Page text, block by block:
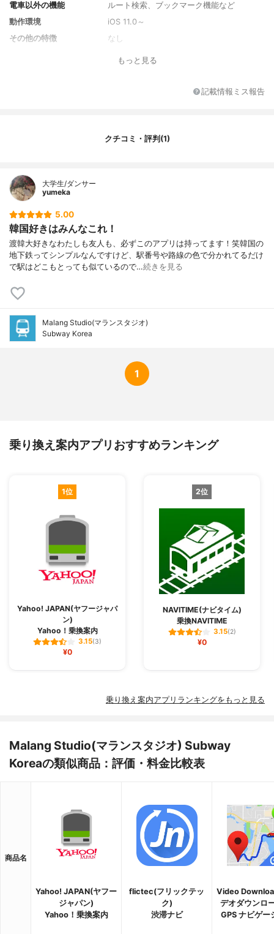
電車以外の機能
ルート検索、ブックマーク機能など
動作環境
iOS 11.0～
その他の特徴
なし
もっと見る
記載情報ミス報告
クチコミ・評判(1)
大学生/ダンサー
yumeka
5.00
韓国好きはみんなこれ！
渡韓大好きなわたしも友人も、必ずこのアプリは持ってます！笑韓国の
地下鉄ってシンプルなんですけど、駅番号や路線の色で分かれてるだけ
で駅はどこもとっても似ているので…続きを見る
Malang Studio(マランスタジオ)
Subway Korea
1
乗り換え案内アプリおすすめランキング
1位
Yahoo! JAPAN(ヤフージャパ
ン)
Yahoo！乗換案内
3.15(3)
¥0
2位
NAVITIME(ナビタイム)
乗換NAVITIME
3.15(2)
¥0
乗り換え案内アプリランキングをもっと見る
Malang Studio(マランスタジオ) Subway
Koreaの類似商品：評価・料金比較表
商品名
Yahoo! JAPAN(ヤフー
ジャパン)
Yahoo！乗換案内
flictec(フリックテッ
ク)
渋滞ナビ
Video
デオダウンロ
GPS ナビゲー